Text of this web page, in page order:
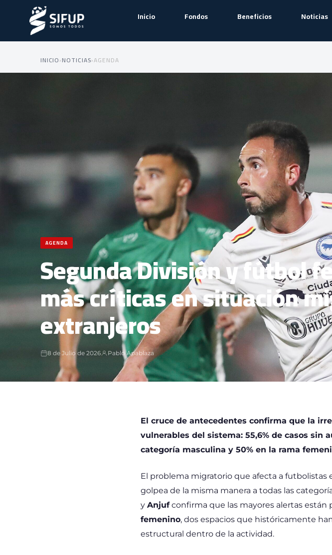
Inicio Fondos Beneficios Noticias
INICIO›NOTICIAS›AGENDA
AGENDA
Segunda División y fútbol
más críticas en situación
extranjeros
8 de Julio de 2026 Pablo Apablaza
El cruce de antecedentes confirma que la
vulnerables del sistema: 55,6% de casos sin
categoría masculina y 50% en la rama
El problema migratorio que afecta a
golpea de la misma manera a todas las
y Anjufconfirma que las mayores alertas están
femenino, dos espacios que históricamente
estructural dentro de la actividad.